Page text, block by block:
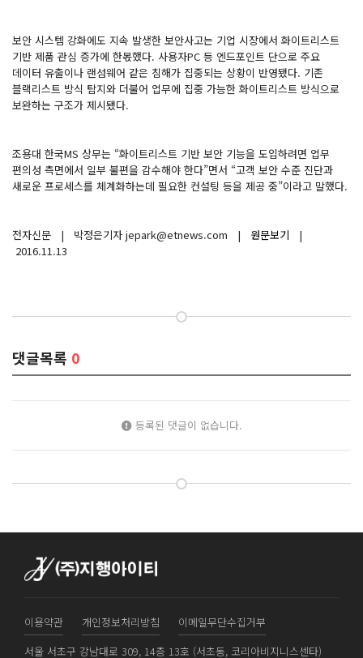
보안 시스템 강화에도 지속 발생한 보안사고는 기업 시장에서 화이트리스트
기반 제품 관심 증가에 한몫했다. 사용자PC 등 엔드포인트 단으로 주요
데이터 유출이나 랜섬웨어 같은 침해가 집중되는 상황이 반영됐다. 기존
블랙리스트 방식 탐지와 더불어 업무에 집중 가능한 화이트리스트 방식으로
보완하는 구조가 제시됐다.
조용대 한국MS 상무는 “화이트리스트 기반 보안 기능을 도입하려면 업무
편의성 측면에서 일부 불편을 감수해야 한다”면서 “고객 보안 수준 진단과
새로운 프로세스를 체계화하는데 필요한 컨설팅 등을 제공 중”이라고 말했다.
전자신문 | 박정은기자 jepark@etnews.com | 원문보기 |
2016.11.13
댓글목록 0
등록된 댓글이 없습니다.
이용약관 개인정보처리방침
이메일무단수집거부
서울 서초구 강남대로 309, 14층 13호 (서초동, 코리아비지니스센타)